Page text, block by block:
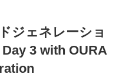
ジェネレーショ
3 with OURA